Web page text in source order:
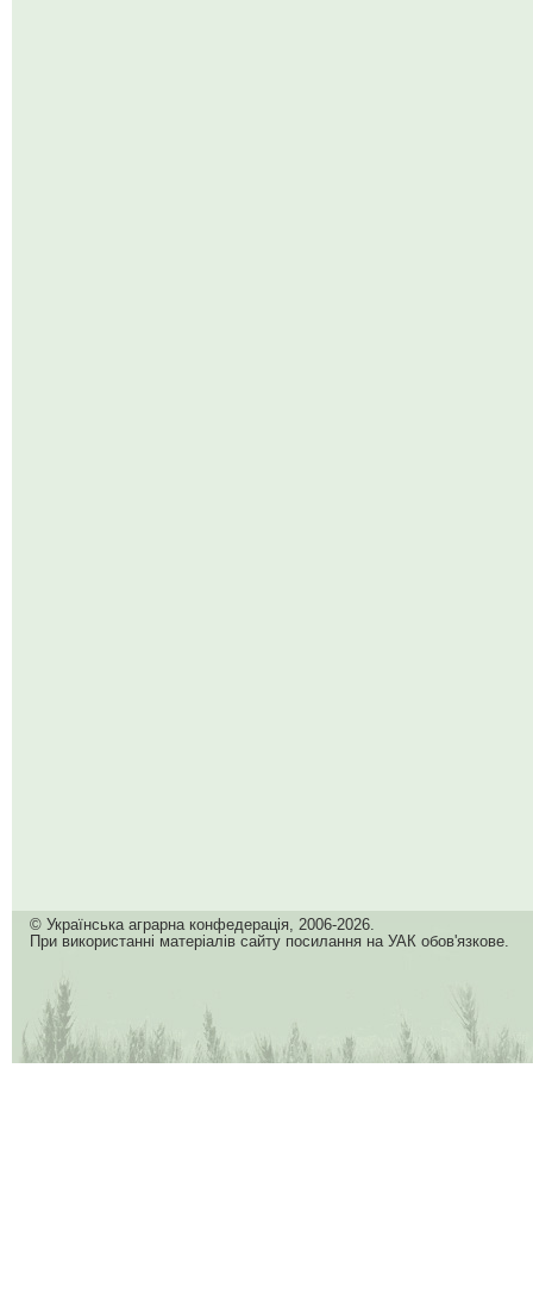
© Українська аграрна конфедерація, 2006-2026.
При використанні матеріалів сайту посилання на УАК обов'язкове.